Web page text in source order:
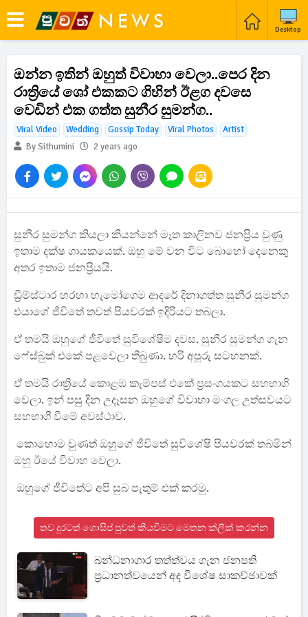
Desktop
ඔන්න ඉතින් ඔහුත් විවාහා වෙලා..පෙර දින
රාත්‍රියේ ශෝ එකකට ගිහින් ඊළග දවසෙ
වෙඩින් එක ගත්ත සුනීර සුමන්ග..
Viral Video Wedding Gossip Today Viral Photos
Artist
By Sithumini
2 years ago
සුනීර සුමන්ග කියලා කියන්නේ මෑත කාලිනව ජනප්‍රිය වුණු
ඉතාම දක්ෂ ගායකයෙක්. ඔහු මේ වන විට බොහෝ දෙනෙකු
අතර ඉතාම ජනප්‍රියයි.
ඩ්‍රීම්ස්ටාර හරහා හැමෝගෙම ආදරේ දිනාගත්ත සුනීර සුමන්ග
එයාගේ ජීවිතේ තවත් පියවරක් ඉදිරියට තබලා.
ඒ තමයි ඔහුගේ ජීවිතේ සුවිශේෂිම දවස. සුනීර සුමන්ග ගැන
ෆේස්බුක් එකේ පළවෙලා තිබුණා. හරි අපූරු සටහනක්.
ඒ තමයි රාත්‍රියේ කොළඹ කැම්පස් එකේ ප්‍රසංගයකට සහභාගි
වෙලා. ඉන් පසු දින උදෑසන ඔහුගේ විවාහා මංගල උත්සවයට
සහභාගී වීමේ අවස්ථාව.
කොහොම වුණත් ඔහුගේ ජීවිතේ සුවිශේෂි පියවරක් තබමින්
ඔහු ඊයේ විවාහ වෙලා.
ඔහුගේ ජීවිතේට අපි සුබ පැතුම් එක් කරමු.
තව දුරටත් ගොසිප් පුවත් කියවීමට මෙතන ක්ලික් කරන්න
බන්ධනාගාර තත්ත්වය ගැන ජනපති
ප්‍රධානත්වයෙන් අද විශේෂ සාකච්ඡාවක්